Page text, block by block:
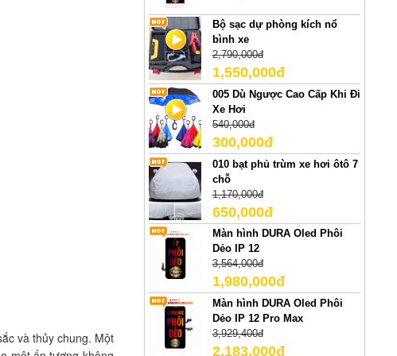
và thủy chung. Một
Bộ sạc dự phòng kích nổ
bình xe
2,790,000đ
1,550,000đ
005 Dù Ngược Cao Cấp Khi Đi
Xe Hơi
540,000đ
300,000đ
010 bạt phủ trùm xe hơi ôtô 7
chỗ
1,170,000đ
650,000đ
Màn hình DURA Oled Phôi
Dẻo IP 12
3,564,000đ
1,980,000đ
Màn hình DURA Oled Phôi
Dẻo IP 12 Pro Max
3,929,400đ
2,183,000đ